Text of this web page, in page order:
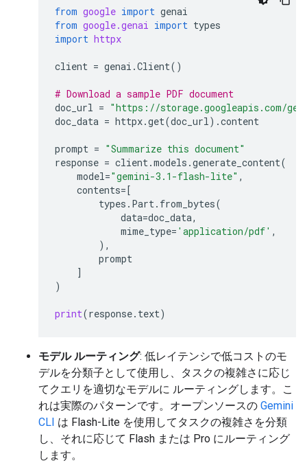
from google import genai
from google.genai import types
import httpx
client = genai .Client()
# Download a sample PDF document
doc_url = "https://storage.googleapis.com/
doc_data = httpx.get(doc_url) .content
prompt = "Summarize this document"
response = client.models .generate_content(
model="gemini-3.1-flash-lite" ,
contents=[
types . Part. from_bytes(
data=doc_data,
mime_type= 'application/pdf' ,
),
prompt
]
)
print(response. text)
モデル ルーティング: 低レイテンシで低コストのモ
デルを分類子として使用し、タスクの複雑さに応じ
てクエリを適切なモデルに ルーティングします。こ
れは実際のパターンです。オープンソースの Gemini
CLI は Flash-Lite を使用してタスクの複雑さを分類
し、それに応じて Flash または Pro にルーティング
します。